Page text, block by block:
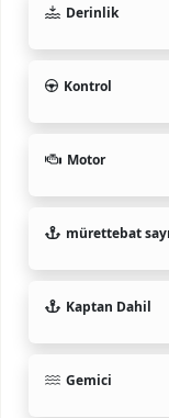
Derinlik
Kontrol
Motor
mürettebat
Kaptan Dahil
Gemici